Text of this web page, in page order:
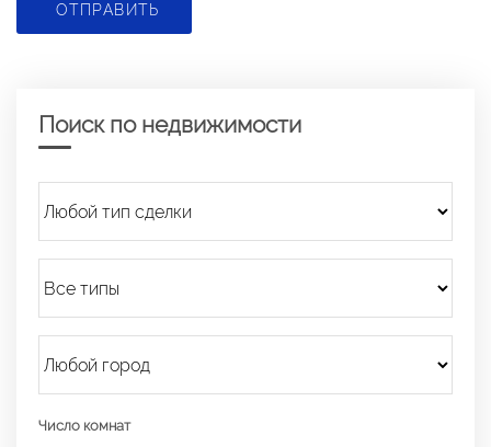
ОТПРАВИТЬ
Поиск по недвижимости
Число комнат